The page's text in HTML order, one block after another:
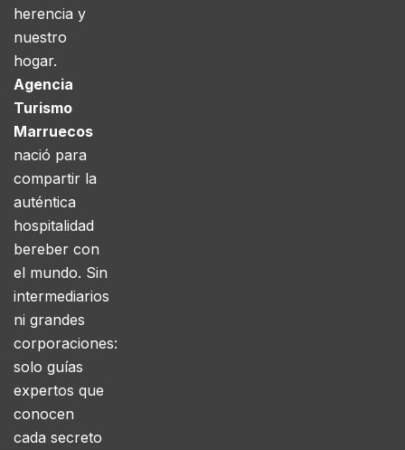
herencia y
nuestro
hogar.
Agencia
Turismo
Marruecos
nació para
compartir la
auténtica
hospitalidad
bereber con
el mundo. Sin
intermediarios
ni grandes
corporaciones:
solo guías
expertos que
conocen
cada secreto